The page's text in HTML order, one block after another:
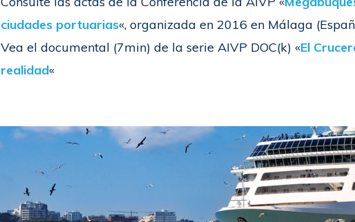
ciudades portuarias«, organizada en 2016 en Málaga
Vea el documental (7min) de la serie AIVP DOC(k) «El
realidad«